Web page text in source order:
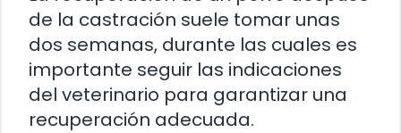
de la castración suele tomar unas
dos semanas, durante las cuales es
importante seguir las indicaciones
del veterinario para garantizar una
recuperación adecuada.